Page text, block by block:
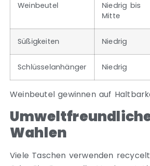
Weinbeutel
Niedrig bis
Mitte
Süßigkeiten Niedrig
Schlüsselanhänger Niedrig
Weinbeutel gewinnen auf
Wahlen
Viele Taschen verwenden